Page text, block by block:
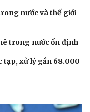
cho bé
nước và thế giới
trong nước ổn định
tạp, xử lý gần 68.000